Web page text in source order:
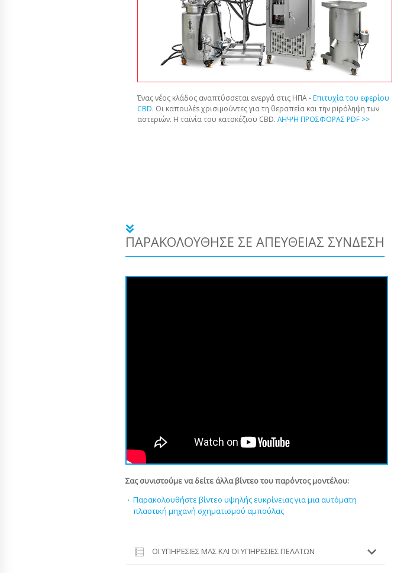
Ένας νέος κλάδος αναπτύσσεται ενεργά στις ΗΠΑ -Επιτυχία του εφερίου
CBD. Οι καπουλέs χρισιμούντες για τη θεραπεία και την piρόληψη των
αστεριών. Η ταϊνία του κατσκέζιου CBD. ΛΗΨΗ ΠΡΟΣΦΟΡΑΣ PDF >>
ΠΑΡΑΚΟΛΟΎΘΗΣΕ ΣΕ ΑΠΕΥΘΕΊΑΣ ΣΎΝΔΕΣΗ
Σας συνιστούμε να δείτε άλλα βίντεο του παρόντος μοντέλου:
Παρακολουθήστε βίντεο υψηλής ευκρίνειας για μια αυτόματη
πλαστική μηχανή σχηματισμού αμπούλας
ΟΙ ΥΠΗΡΕΣΊΕΣ ΜΑΣ ΚΑΙ ΟΙ ΥΠΗΡΕΣΊΕΣ ΠΕΛΑΤΏΝ